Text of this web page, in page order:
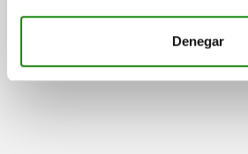
Denegar